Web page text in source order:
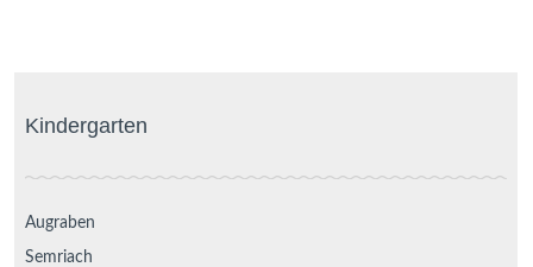
Kindergarten
Augraben
Semriach